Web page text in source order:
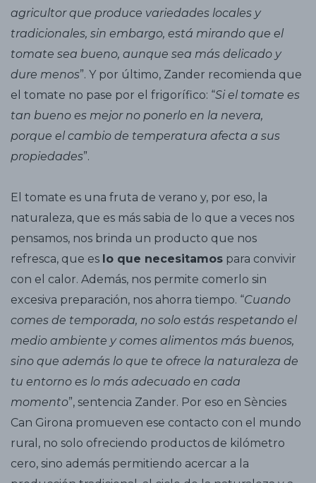
agricultor que produce variedades locales y
tradicionales, sin embargo, está mirando que el
tomate sea bueno, aunque sea más delicado y
dure menos”. Y por último, Zander recomienda que
el tomate no pase por el frigorífico: “Si el tomate es
tan bueno es mejor no ponerlo en la nevera,
porque el cambio de temperatura afecta a sus
propiedades”.
El tomate es una fruta de verano y, por eso, la
naturaleza, que es más sabia de lo que a veces nos
pensamos, nos brinda un producto que nos
refresca, que es lo que necesitamos para convivir
con el calor. Además, nos permite comerlo sin
excesiva preparación, nos ahorra tiempo. “Cuando
comes de temporada, no solo estás respetando el
medio ambiente y comes alimentos más buenos,
sino que además lo que te ofrece la naturaleza de
tu entorno es lo más adecuado en cada
momento”, sentencia Zander. Por eso en Sències
Can Girona promueven ese contacto con el mundo
rural, no solo ofreciendo productos de kilómetro
cero, sino además permitiendo acercar a la